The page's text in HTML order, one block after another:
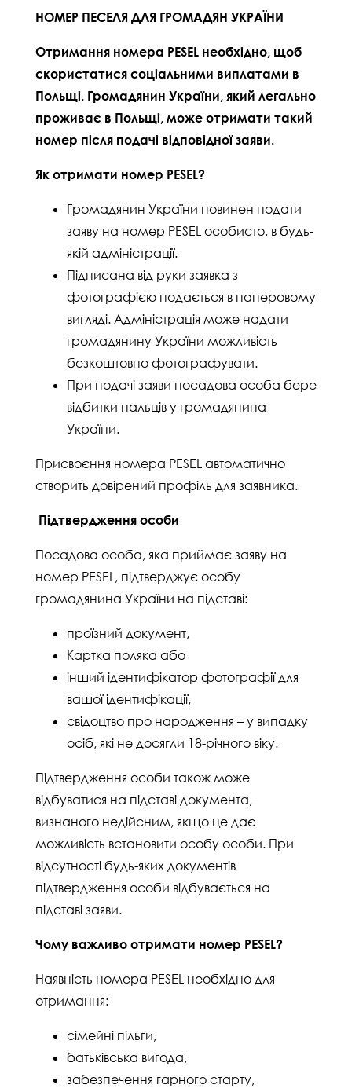
НОМЕР ПЕСЕЛЯ ДЛЯ ГРОМАДЯН УКРАЇНИ
Отримання номера PESEL необхідно, щоб
скористатися соціальними виплатами в
Польщі. Громадянин України, який легально
проживає в Польщі, може отримати такий
номер після подачі відповідної заяви.
Як отримати номер PESEL?
Громадянин України повинен подати
заяву на номер PESEL особисто, в будь-
якій адміністрації.
Підписана від руки заявка з
фотографією подається в паперовому
вигляді. Aдміністрація може надати
громадянину України можливість
безкоштовно фотографувати.
При подачі заяви посадова особа бере
відбитки пальців у громадянина
України.
Присвоєння номера PESEL автоматично
створить довірений профіль для заявника.
Підтвердження особи
Посадова особа, яка приймає заяву на
номер PESEL, підтверджує особу
громадянина України на підставі:
проїзний документ,
Картка поляка або
інший ідентифікатор фотографії для
вашої ідентифікації,
свідоцтво про народження – у випадку
осіб, які не досягли 18-річного віку.
Підтвердження особи також може
відбуватися на підставі документа,
визнаного недійсним, якщо це дає
можливість встановити особу особи. При
відсутності будь-яких документів
підтвердження особи відбувається на
підставі заяви.
Чому важливо отримати номер PESEL?
Наявність номера PESEL необхідно для
отримання:
сімейні пільги,
батьківська вигода,
забезпечення гарного старту,